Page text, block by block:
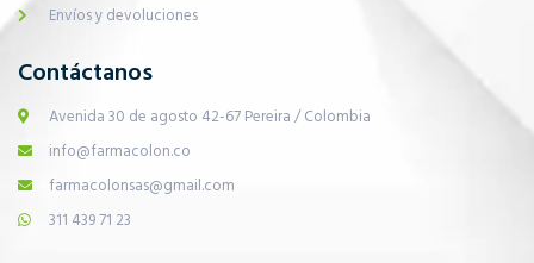
Envíos y devoluciones
Contáctanos
Avenida 30 de agosto 42-67 Pereira / Colombia
info@farmacolon.co
farmacolonsas@gmail.com
311 439 71 23